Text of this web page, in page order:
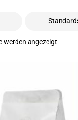
werden angezeigt